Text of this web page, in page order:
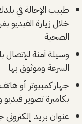
طبيب الإحالة في
خلال زيارة
الصحية
وسيلة آمنة للإتصال
السرعة وموثوق بها
جهاز كمبيوتر أو
بكاميرة تصوير
عنوان بريد